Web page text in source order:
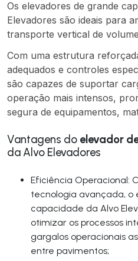
Os elevadores de grande
Elevadores são ideais para
transporte vertical de
Com uma estrutura
adequados e controles
são capazes de suportar
operação mais intensos,
segura de equipamentos,
Vantagens do elevador
da Alvo Elevadores
Eficiência Operacional: Com sua estrutura robusta e
tecnologia avançada, o
capacidade da Alvo
otimizar os processos
gargalos operacionais
entre pavimentos;